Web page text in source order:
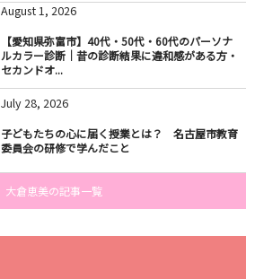
August1, 2026
【愛知県弥富市】40代・50代・60代のパーソナ
ルカラー診断｜昔の診断結果に違和感がある方・
セカンドオ...
July28, 2026
子どもたちの心に届く授業とは？ 名古屋市教育
委員会の研修で学んだこと
大倉恵美の記事一覧